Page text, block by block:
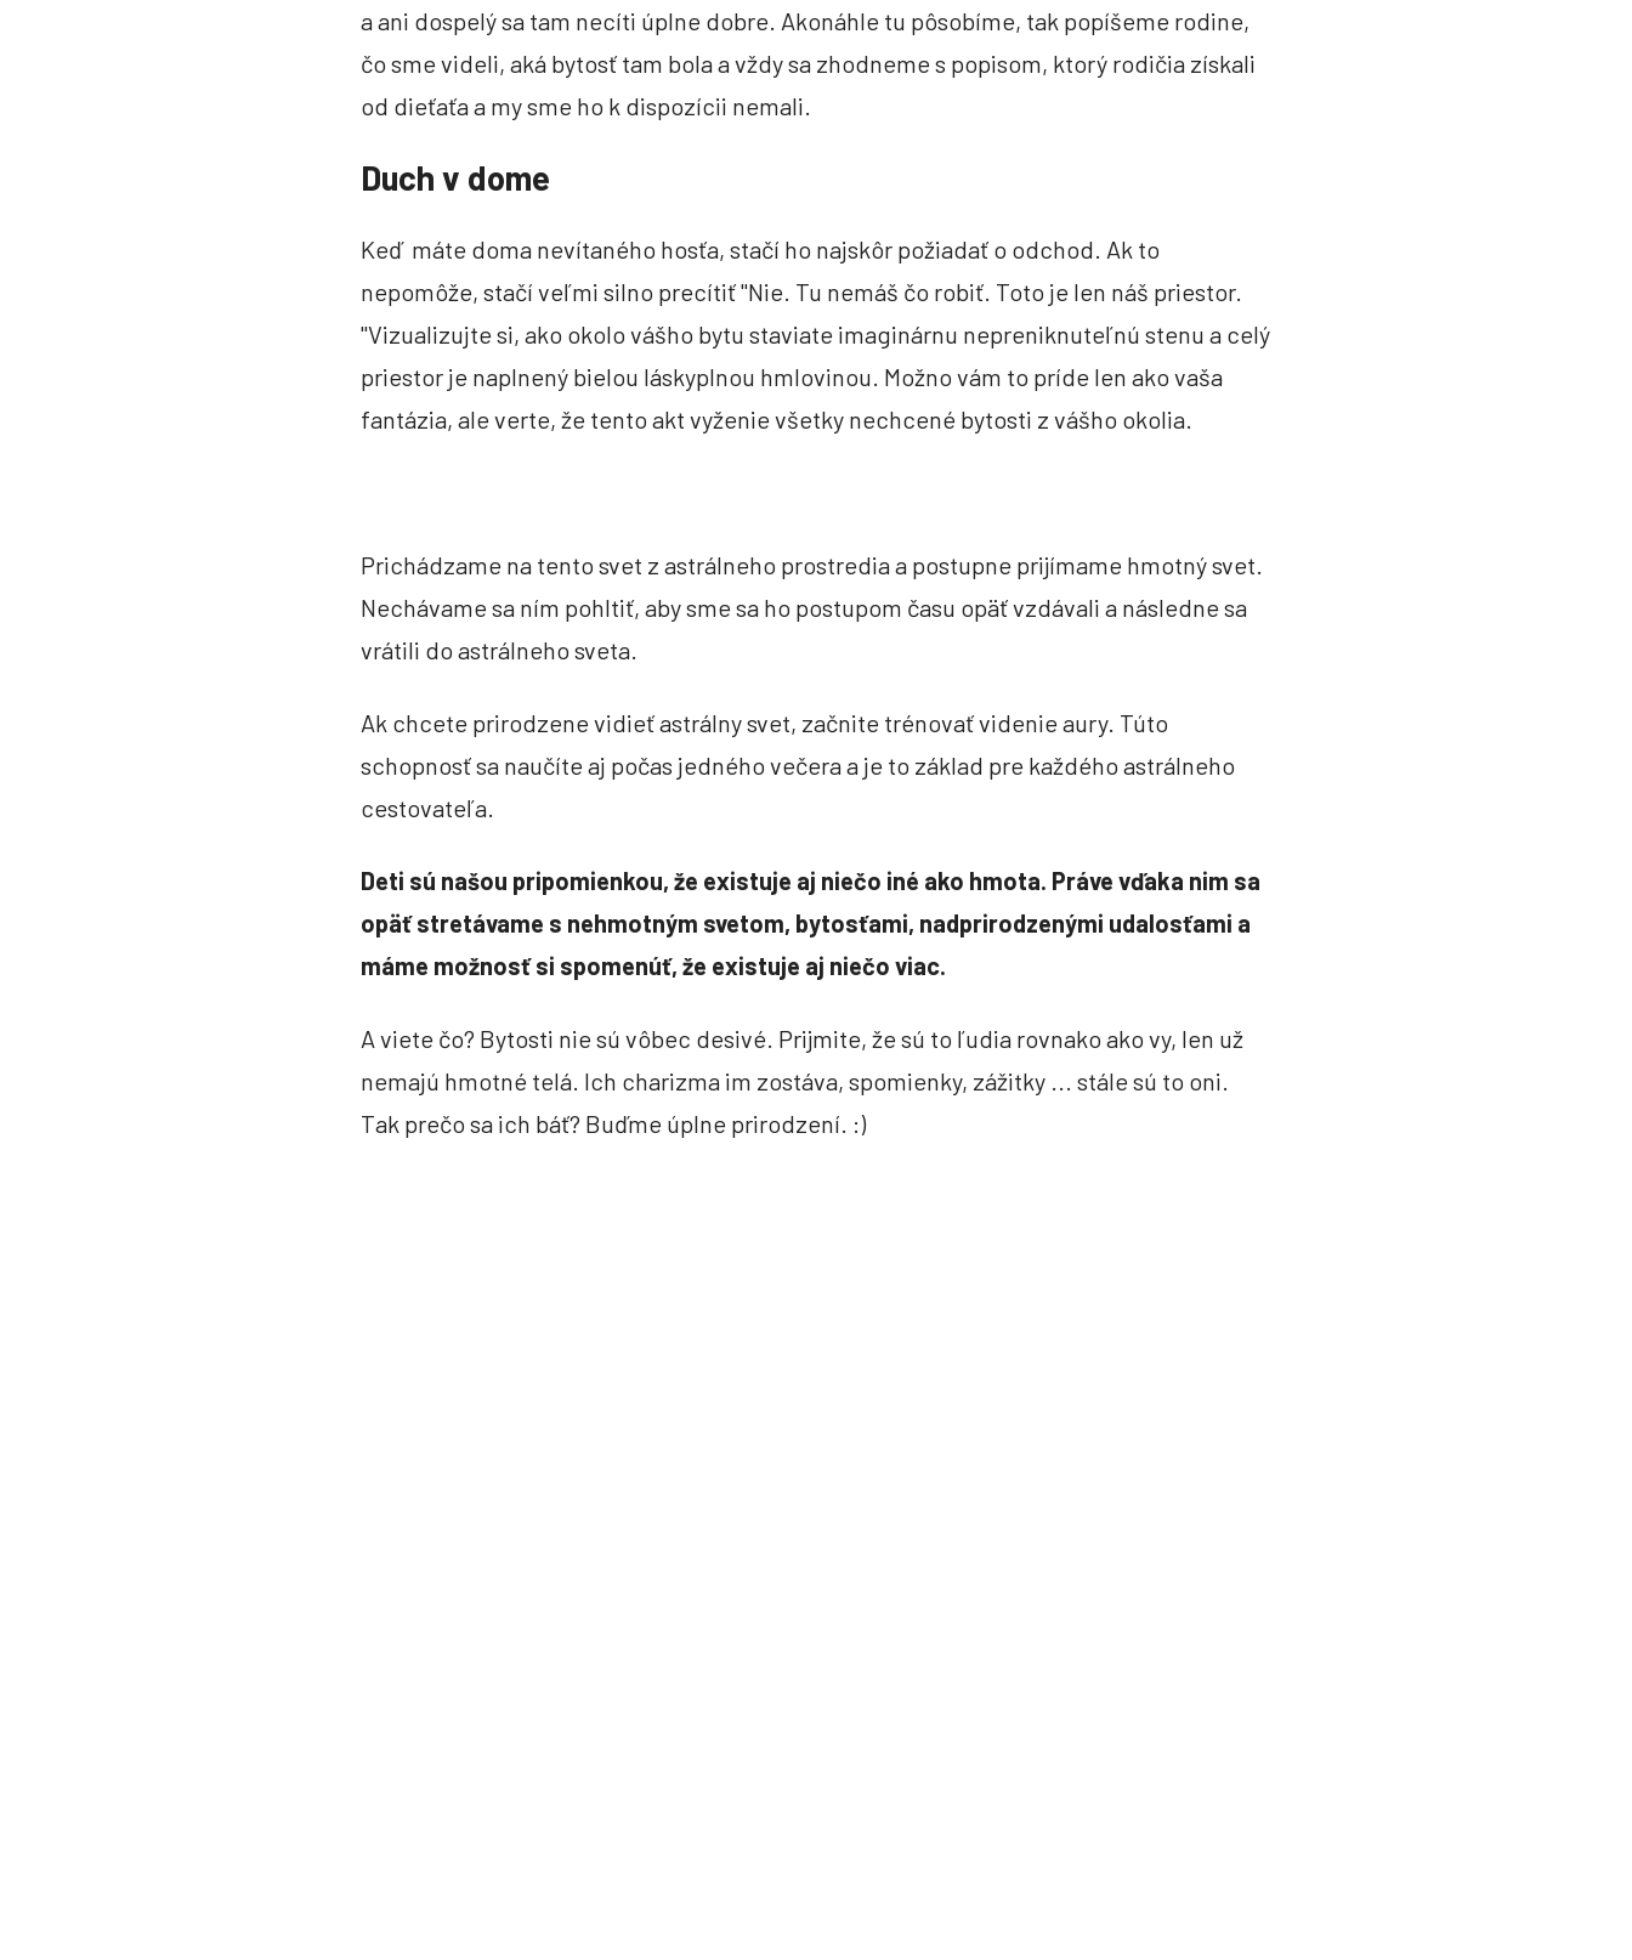
a ani dospelý sa tam necíti úplne dobre. Akonáhle tu pôsobíme, tak popíšeme rodine,
čo sme videli, aká bytosť tam bola a vždy sa zhodneme s popisom, ktorý rodičia získali
od dieťaťa a my sme ho k dispozícii nemali.
Duch v dome
Keď máte doma nevítaného hosťa, stačí ho najskôr požiadať o odchod. Ak to
nepomôže, stačí veľmi silno precítiť "Nie. Tu nemáš čo robiť. Toto je len náš priestor.
"Vizualizujte si, ako okolo vášho bytu staviate imaginárnu nepreniknuteľnú stenu a celý
priestor je naplnený bielou láskyplnou hmlovinou. Možno vám to príde len ako vaša
fantázia, ale verte, že tento akt vyženie všetky nechcené bytosti z vášho okolia.
Prichádzame na tento svet z astrálneho prostredia a postupne prijímame hmotný svet.
Nechávame sa ním pohltiť, aby sme sa ho postupom času opäť vzdávali a následne sa
vrátili do astrálneho sveta.
Ak chcete prirodzene vidieť astrálny svet, začnite trénovať videnie aury. Túto
schopnosť sa naučíte aj počas jedného večera a je to základ pre každého astrálneho
cestovateľa.
Deti sú našou pripomienkou, že existuje aj niečo iné ako hmota. Práve vďaka nim sa
opäť stretávame s nehmotným svetom, bytosťami, nadprirodzenými udalosťami a
máme možnosť si spomenúť, že existuje aj niečo viac.
A viete čo? Bytosti nie sú vôbec desivé. Prijmite, že sú to ľudia rovnako ako vy, len už
nemajú hmotné telá. Ich charizma im zostáva, spomienky, zážitky ... stále sú to oni.
Tak prečo sa ich báť? Buďme úplne prirodzení. :)